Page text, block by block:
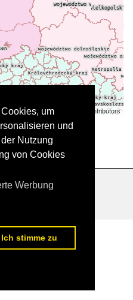
Leaflet| © OpenStreetMap contributors
Impressum|Kontakt
um
und
Nutzung
von Cookies
Werbung
Ich stimme zu